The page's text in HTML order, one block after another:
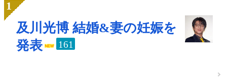
及川光博 結婚&妻の妊娠を
発表
161